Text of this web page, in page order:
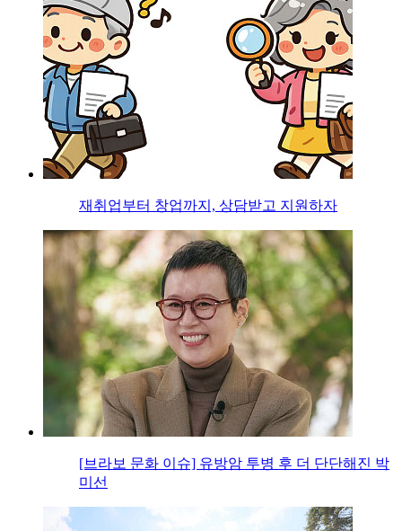
재취업부터 창업까지, 상담받고 지원하자
[브라보 문화 이슈] 유방암 투병 후 더 단단해진 박
미선